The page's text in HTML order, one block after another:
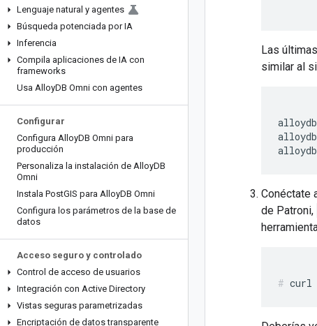
Lenguaje natural y agentes
Búsqueda potenciada por IA
Inferencia
Compila aplicaciones de IA con
frameworks
Usa AlloyDB Omni con agentes
Configurar
Configura AlloyDB Omni para
producción
Personaliza la instalación de AlloyDB
Omni
Instala PostGIS para AlloyDB Omni
Configura los parámetros de la base de
datos
Acceso seguro y controlado
Control de acceso de usuarios
Integración con Active Directory
Vistas seguras parametrizadas
Encriptación de datos transparente
Las
similar al
Conéctate
de Patroni,